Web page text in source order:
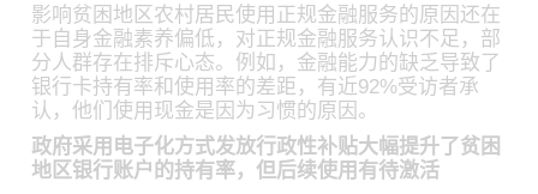
影响贫困地区农村居民使用正规金融服务的原因还在
于自身金融素养偏低，对正规金融服务认识不足，部
分人群存在排斥心态。例如，金融能力的缺乏导致了
银行卡持有率和使用率的差距，有近92%受访者承
认，他们使用现金是因为习惯的原因。
政府采用电子化方式发放行政性补贴大幅提升了贫困
地区银行账户的持有率，但后续使用有待激活